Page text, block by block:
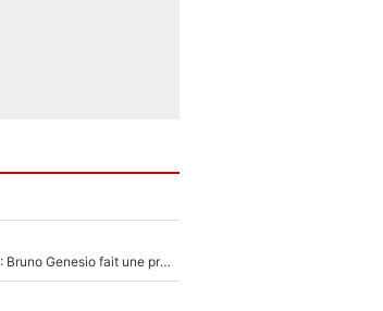
«Très, très agréablement surpris» : Bruno Genesio fait une promesse pour la suite du mercato de l’OM et rassure les supporters